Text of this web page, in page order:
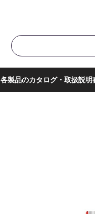
各製品のカタログ・取扱説明